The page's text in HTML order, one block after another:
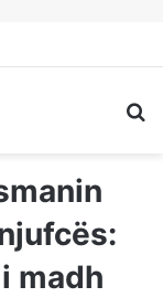
madh